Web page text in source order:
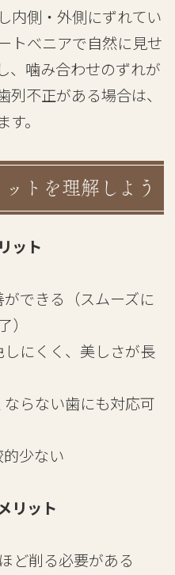
内側・外側にずれてい
トべニアで自然に見せ
、噛み合わせのずれが
不正がある場合は、
。
トを理解しよう
ット
できる（スムーズに
にくく、美しさが長
らない歯にも対応可
少ない
リット
ど削る必要がある